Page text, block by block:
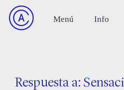
Respuesta a: